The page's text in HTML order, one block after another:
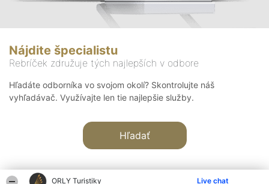
ORLY Turistiky Live chat
Nájdite špecialistu
Rebríček združuje tých najlepších v odbore
Hľadáte odborníka vo svojom okolí? Skontrolujte náš
vyhľadávač. Využívajte len tie najlepšie služby.
Hľadať